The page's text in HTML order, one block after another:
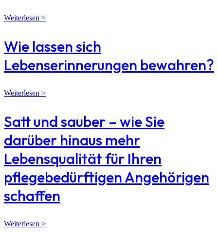
Weiterlesen >
Wie lassen sich
Lebenserinnerungen bewahren?
Weiterlesen >
Satt und sauber – wie Sie
darüber hinaus mehr
Lebensqualität für Ihren
pflegebedürftigen Angehörigen
schaffen
Weiterlesen >